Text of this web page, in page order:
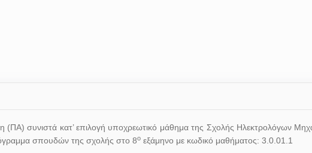
(ΠΑ) συνιστά κατ’ επιλογή υποχρεωτικό μάθημα της Σχολής Ηλεκτρολόγων
σπουδών της σχολής στο 8ο εξάμηνο με κωδικό μαθήματος: 3.0.01.1